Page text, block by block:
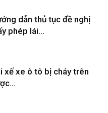
dẫn thủ tục đề nghị
phép lái...
xế xe ô tô bị cháy trên